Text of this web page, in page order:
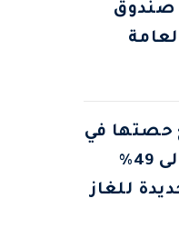
صندوق
حصتها في
“ميد أوشن” إلى 49%
للغاز